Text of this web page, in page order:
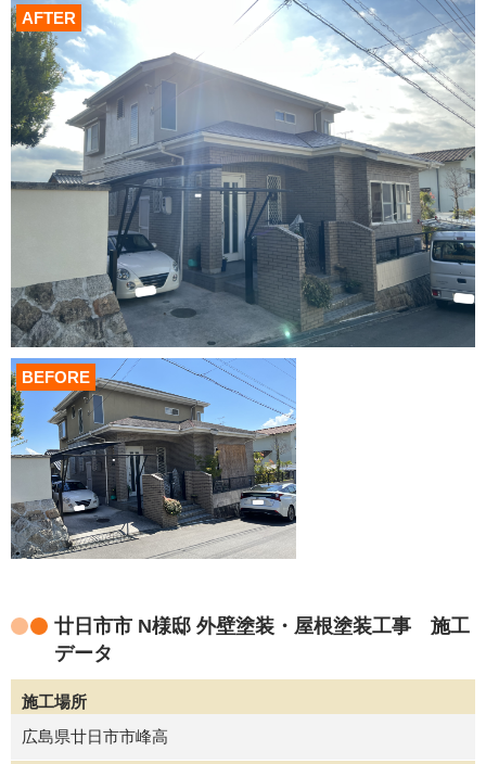
AFTER
BEFORE
廿日市市 N様邸 外壁塗装・屋根塗装工事 施工
データ
施工場所
広島県廿日市市峰高